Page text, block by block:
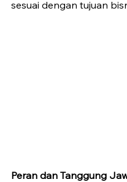
sesuai dengan tujuan
Peran dan Tanggung